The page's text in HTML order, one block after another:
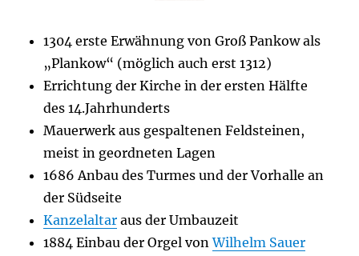
1304 erste Erwähnung von Groß Pankow als
„Plankow“ (möglich auch erst 1312)
Errichtung der Kirche in der ersten Hälfte
des 14.Jahrhunderts
Mauerwerk aus gespaltenen Feldsteinen,
meist in geordneten Lagen
1686 Anbau des Turmes und der Vorhalle an
der Südseite
Kanzelaltar aus der Umbauzeit
1884 Einbau der Orgel vonWilhelm Sauer